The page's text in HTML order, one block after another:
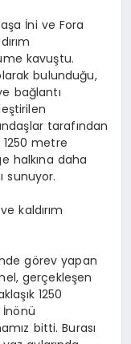
İni ve Fora
kavuştu.
bulunduğu,
bağlantı
tarafından
metre
halkına daha
sunuyor.
kaldırım
görev yapan
gerçekleşen
1250
İnönü
bitti. Burası